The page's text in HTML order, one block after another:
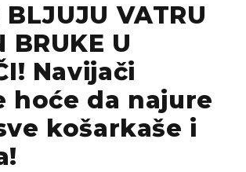
BLJUJU VATRU
BRUKE U
Navijači
hoće da najure
košarkaše i